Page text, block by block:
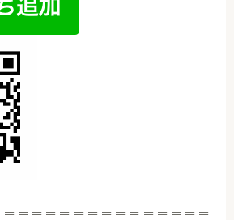
＝＝＝＝＝＝＝＝＝＝＝＝＝＝